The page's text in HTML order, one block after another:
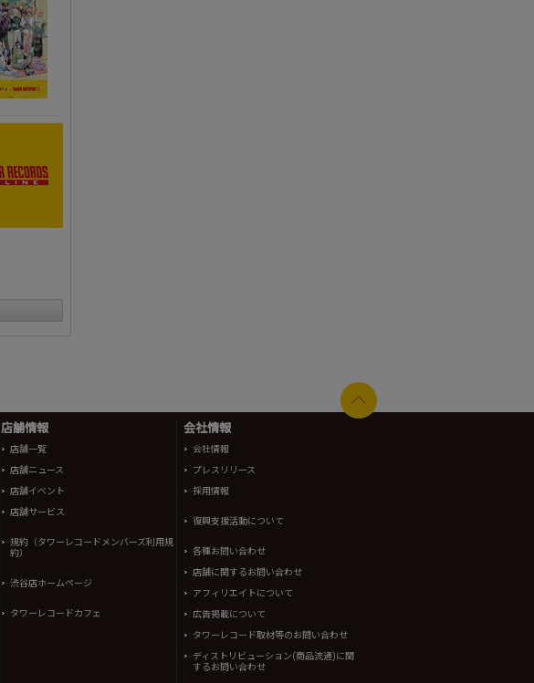
店舗情報
店舗一覧
店舗ニュース
店舗イベント
店舗サービス
規約（タワーレコードメンバーズ利用規
約）
渋谷店ホームページ
タワーレコードカフェ
会社情報
会社情報
プレスリリース
採用情報
復興支援活動について
各種お問い合わせ
店舗に関するお問い合わせ
アフィリエイトについて
広告掲載について
タワーレコード取材等のお問い合わせ
ディストリビューション(商品流通)に関
するお問い合わせ